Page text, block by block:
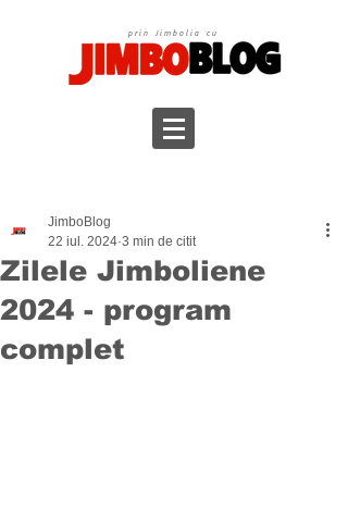
prin Jimbolia cu
Zilele Jimboliene
2024 - program
complet
JimboBlog
22 iul. 2024 3 min de citit